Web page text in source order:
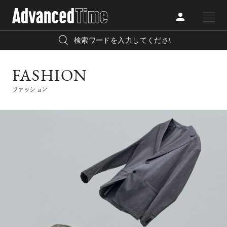
CATEGORY
FASHION
LIFESTYLE
AdvancedClub
な大人達におくる、スペシャルイシュー満載のメディア。
高感度なファッション、カルチャーに溺愛、未知の幅広い
教養を求め、今までの人生で積んだ経験、知見を余裕をも
って楽しみながら、進化するソーシャルに寄り添いたい。
何かに縛られていた時間から解き放たれつつある世代の
ライフスタイルを豊かに彩る『AdvancedTime』が発信する
情報をさらに充実し、より速やかに、活用できる
人気の検索キーワード
インテリア
アイメイク
FASHION
ファッション